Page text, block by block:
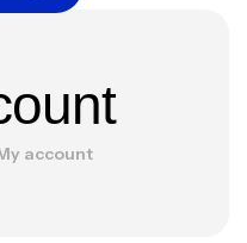
account